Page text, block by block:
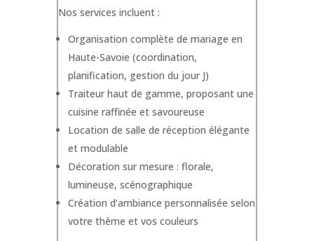
Nos services incluent :
Organisation complète de mariage en
Haute-Savoie (coordination,
planification, gestion du jour J)
Traiteur haut de gamme, proposant une
cuisine raffinée et savoureuse
Location de salle de réception élégante
et modulable
Décoration sur mesure : florale,
lumineuse, scénographique
Création d’ambiance personnalisée selon
votre thème et vos couleurs